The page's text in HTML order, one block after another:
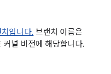
입니다. 브랜치 이름은
커널 버전에 해당합니다.